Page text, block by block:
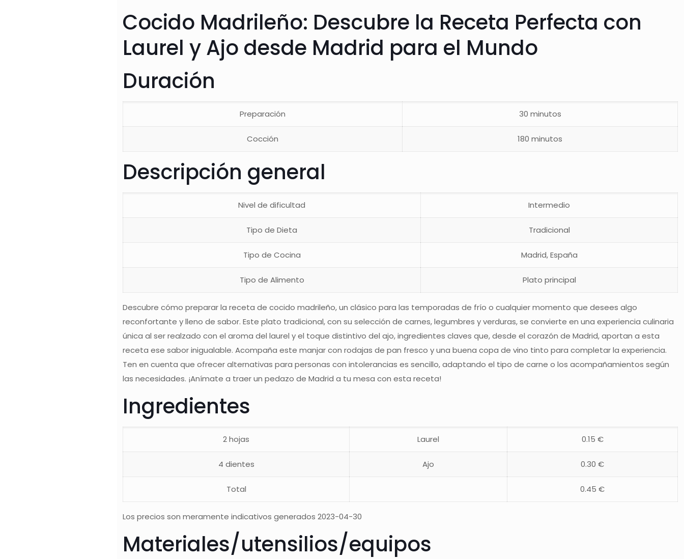
Cocido Madrileño: Descubre la Receta Perfecta con
Laurel y Ajo desde Madrid para el Mundo
Duración
Preparación 30 minutos
Cocción 180 minutos
Descripción general
Nivel de dificultad Intermedio
Tipo de Dieta Tradicional
Tipo de Cocina Madrid, España
Tipo de Alimento Plato principal
Descubre cómo preparar la receta de cocido madrileño, un clásico para las temporadas de frío o cualquier momento que desees algo
reconfortante y lleno de sabor. Este plato tradicional, con su selección de carnes, legumbres y verduras, se convierte en una experiencia culinaria
única al ser realzado con el aroma del laurel y el toque distintivo del ajo, ingredientes claves que, desde el corazón de Madrid, aportan a esta
receta ese sabor inigualable. Acompaña este manjar con rodajas de pan fresco y una buena copa de vino tinto para completar la experiencia.
Ten en cuenta que ofrecer alternativas para personas con intolerancias es sencillo, adaptando el tipo de carne o los acompañamientos según
las necesidades. ¡Anímate a traer un pedazo de Madrid a tu mesa con esta receta!
Ingredientes
2 hojas Laurel 0.15 €
4 dientes Ajo 0.30 €
Total 0.45 €
Los precios son meramente indicativos generados 2023-04-30
Materiales/utensilios/equipos